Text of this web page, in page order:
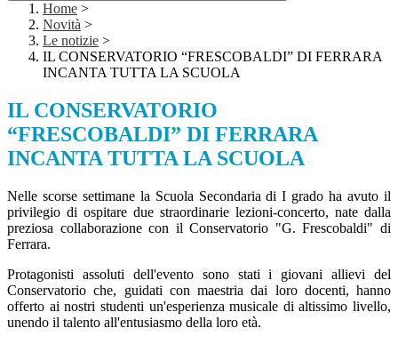
Home >
Novità >
Le notizie >
IL CONSERVATORIO “FRESCOBALDI” DI FERRARA
INCANTA TUTTA LA SCUOLA
IL CONSERVATORIO
“FRESCOBALDI” DI FERRARA
INCANTA TUTTA LA SCUOLA
Nelle scorse settimane la Scuola Secondaria di I grado ha avuto il
privilegio di ospitare due straordinarie lezioni-concerto, nate dalla
preziosa collaborazione con il Conservatorio "G. Frescobaldi" di
Ferrara.
Protagonisti assoluti dell'evento sono stati i giovani allievi del
Conservatorio che, guidati con maestria dai loro docenti, hanno
offerto ai nostri studenti un'esperienza musicale di altissimo livello,
unendo il talento all'entusiasmo della loro età.